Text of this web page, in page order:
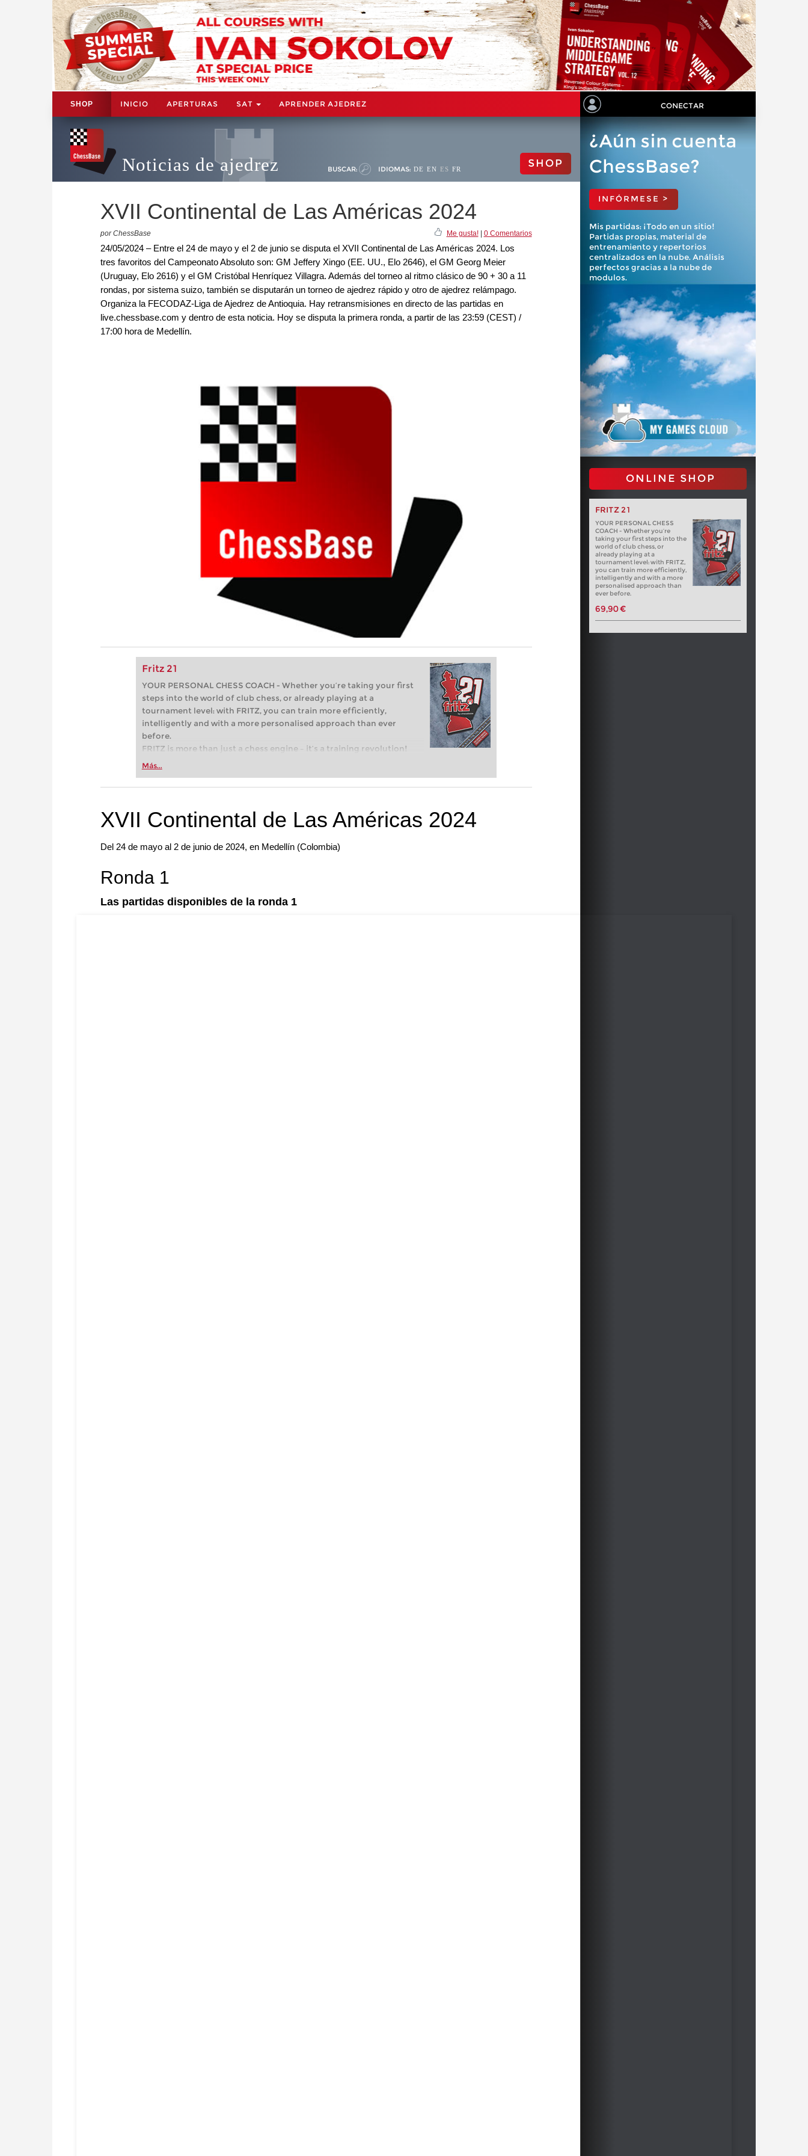
SHOP INICIO APERTURAS SAT APRENDER AJEDREZ CONECTAR
Noticias de ajedrez BUSCAR: IDIOMAS: DE EN ES FR SHOP
XVII Continental de Las Américas 2024
por ChessBase Me gusta!| 0 Comentarios
24/05/2024 – Entre el 24 de mayo y el 2 de junio se disputa el XVII Continental de Las Américas 2024. Los
tres favoritos del Campeonato Absoluto son: GM Jeffery Xingo (EE. UU., Elo 2646), el GM Georg Meier
(Uruguay, Elo 2616) y el GM Cristóbal Henríquez Villagra. Además del torneo al ritmo clásico de 90 + 30 a 11
rondas, por sistema suizo, también se disputarán un torneo de ajedrez rápido y otro de ajedrez relámpago.
Organiza la FECODAZ-Liga de Ajedrez de Antioquia. Hay retransmisiones en directo de las partidas en
live.chessbase.com y dentro de esta noticia. Hoy se disputa la primera ronda, a partir de las 23:59 (CEST) /
17:00 hora de Medellín.
Fritz 21
YOUR PERSONAL CHESS COACH - Whether you’re taking your first
steps into the world of club chess, or already playing at a
tournament level: with FRITZ, you can train more efficiently,
intelligently and with a more personalised approach than ever
before.
FRITZ is more than just a chess engine – it’s a training revolution!
Whether you’re taking your first steps into the world of club chess,
more efficiently, intelligently and with a more personalised
Más...
¿Aún sin cuenta
ChessBase?
INFÓRMESE >
Mis partidas: ¡Todo en un sitio!
Partidas propias, material de
entrenamiento y repertorios
centralizados en la nube. Análisis
perfectos gracias a la nube de
modulos.
ONLINE SHOP
FRITZ 21
YOUR PERSONAL CHESS
COACH - Whether you’re
taking your first steps into the
world of club chess, or
already playing at a
tournament level: with FRITZ,
you can train more efficiently,
intelligently and with a more
personalised approach than
ever before.
69,90 €
XVII Continental de Las Américas 2024
Del 24 de mayo al 2 de junio de 2024, en Medellín (Colombia)
Ronda 1
Las partidas disponibles de la ronda 1